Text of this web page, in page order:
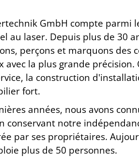
GmbH compte parmi
au laser. Depuis plus de 30
perçons et marquons des
avec la plus grande précision.
la construction
fort.
années, nous avons
conservant notre
par ses propriétaires.
plus de 50 personnes.